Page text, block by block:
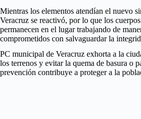
Mientras los elementos atendían el nuevo
Veracruz se reactivó, por lo que los
permanecen en el lugar trabajando de
comprometidos con salvaguardar la
PC municipal de Veracruz exhorta a la
los terrenos y evitar la quema de basura o
prevención contribuye a proteger a la